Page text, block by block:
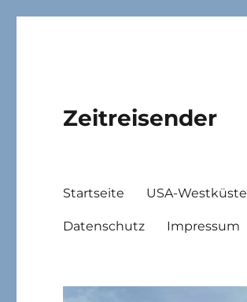
Zeitreisender
Startseite USA-Westküste
Datenschutz Impressum